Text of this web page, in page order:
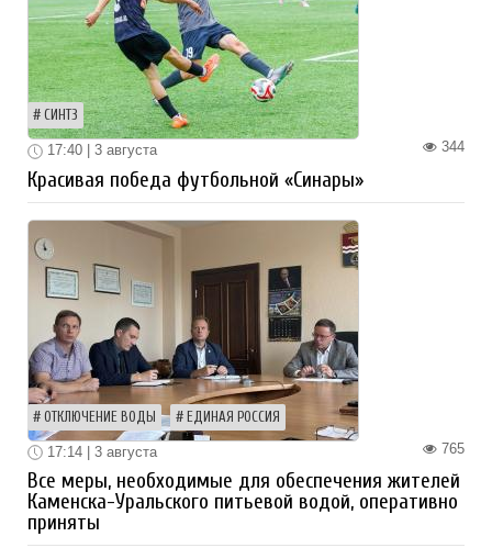
СИНТЗ
344
17:40 | 3 августа
Красивая победа футбольной «Синары»
ОТКЛЮЧЕНИЕ ВОДЫ ЕДИНАЯ РОССИЯ
765
17:14 | 3 августа
Все меры, необходимые для обеспечения жителей
Каменска-Уральского питьевой водой, оперативно
приняты